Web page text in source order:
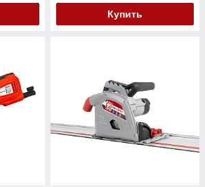
Купить